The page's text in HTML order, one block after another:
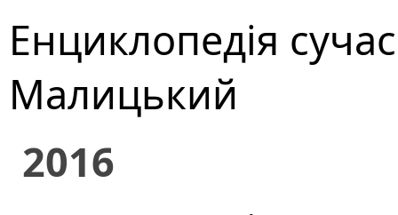
Енциклопедія
Малицький
2016